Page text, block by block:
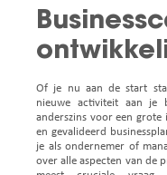
Of je nu aan de start
nieuwe activiteit aan je
anderszins voor een grote
en gevalideerd
je als ondernemer of
over alle aspecten van de